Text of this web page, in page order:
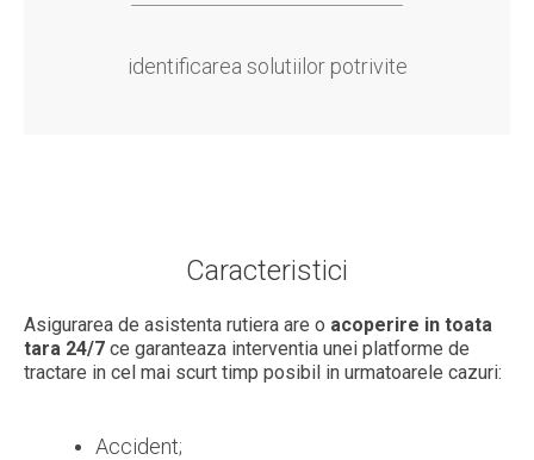
identificarea solutiilor potrivite
Caracteristici
Asigurarea de asistenta rutiera are o acoperire in toata
tara 24/7 ce garanteaza interventia unei platforme de
tractare in cel mai scurt timp posibil in urmatoarele cazuri:
Accident;